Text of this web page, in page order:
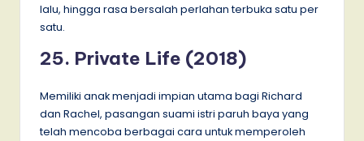
lalu, hingga rasa bersalah perlahan terbuka satu per
satu.
25. Private Life (2018)
Memiliki anak menjadi impian utama bagi Richard
dan Rachel, pasangan suami istri paruh baya yang
telah mencoba berbagai cara untuk memperoleh